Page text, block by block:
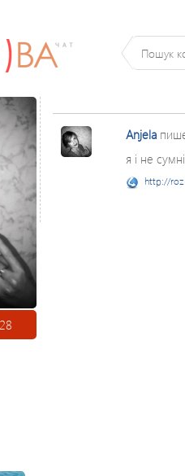
Anjela
я і не
http://